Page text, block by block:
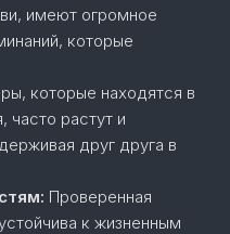
имеют огромное
которые
которые находятся в
часто растут и
друг друга в
Проверенная
к жизненным